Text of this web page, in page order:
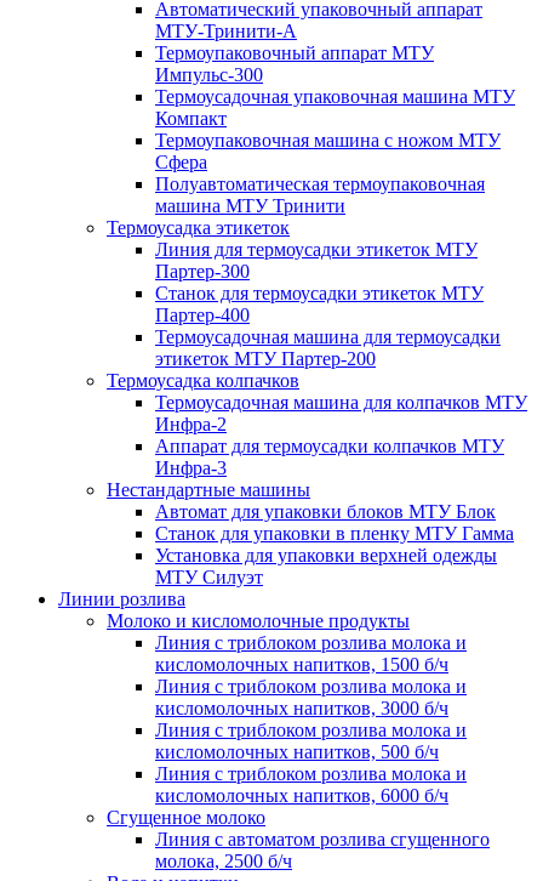
Автоматический упаковочный аппарат
МТУ-Тринити-А
Термоупаковочный аппарат МТУ
Импульс-300
Термоусадочная упаковочная машина МТУ
Компакт
Термоупаковочная машина с ножом МТУ
Сфера
Полуавтоматическая термоупаковочная
машина МТУ Тринити
Термоусадка этикеток
Линия для термоусадки этикеток МТУ
Партер-300
Станок для термоусадки этикеток МТУ
Партер-400
Термоусадочная машина для термоусадки
этикеток МТУ Партер-200
Термоусадка колпачков
Термоусадочная машина для колпачков МТУ
Инфра-2
Аппарат для термоусадки колпачков МТУ
Инфра-3
Нестандартные машины
Автомат для упаковки блоков МТУ Блок
Станок для упаковки в пленку МТУ Гамма
Установка для упаковки верхней одежды
МТУ Силуэт
Линии розлива
Молоко и кисломолочные продукты
Линия с триблоком розлива молока и
кисломолочных напитков, 1500 б/ч
Линия с триблоком розлива молока и
кисломолочных напитков, 3000 б/ч
Линия с триблоком розлива молока и
кисломолочных напитков, 500 б/ч
Линия с триблоком розлива молока и
кисломолочных напитков, 6000 б/ч
Сгущенное молоко
Линия с автоматом розлива сгущенного
молока, 2500 б/ч